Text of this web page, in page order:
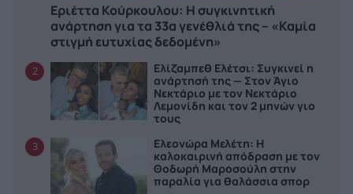
Εριέττα Κούρκουλου: Η συγκινητική
ανάρτηση για τα 33α γενέθλιά της – «Καμία
στιγμή ευτυχίας δεδομένη»
2
Ελίζαμπεθ Ελέτσι: Συγκινεί η
ανάρτησή της — Στον Άγιο
Νεκτάριο με τον Νεκτάριο
Λεμονίδη και τον 2 μηνών γιο
τους
3
Ελεονώρα Μελέτη: Η
καλοκαιρινή απόδραση με τον
Θοδωρή Μαροσούλη στην
παραλία για θαλάσσια σπορ